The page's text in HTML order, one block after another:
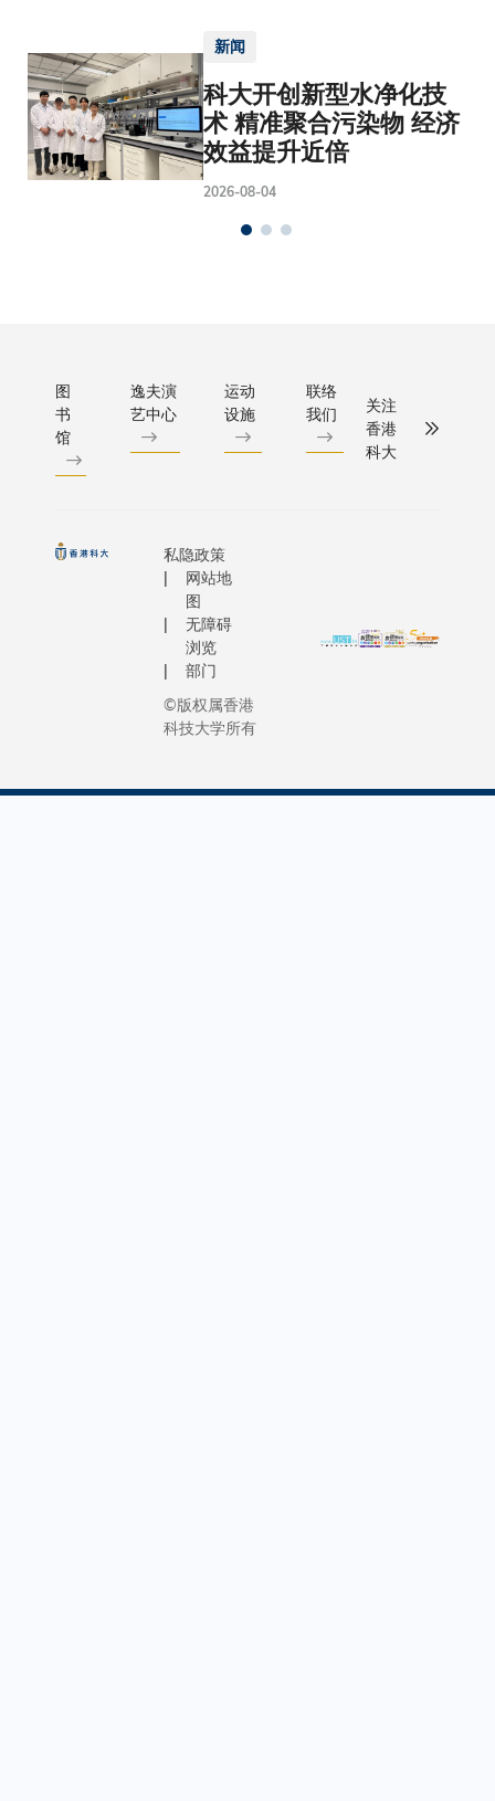
新闻
科大开创新型水净化技
术 精准聚合污染物 经济
效益提升近倍
2026-08-04
图
书
馆
逸夫演
艺中心
运动
设施
联络
我们
关注
香港
科大
私隐政策
网站地
图
无障碍
浏览
部门
©版权属香港
科技大学所有